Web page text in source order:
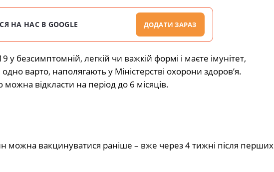
НА НАС В GOOGLE ДОДАТИ ЗАРАЗ
у безсимптомній, легкій чи важкій формі і маєте імунітет,
варто, наполягають у Міністерстві охорони здоров’я.
відкласти на період до 6 місяців.
можна вакцинуватися раніше – вже через 4 тижні після перших